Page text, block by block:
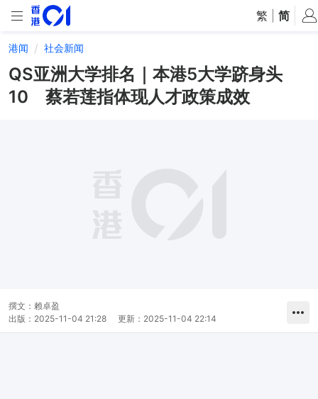
繁 简
港闻 社会新闻
QS亚洲大学排名｜本港5大学跻身头
10 蔡若莲指体现人才政策成效
撰文： 赖卓盈
出版： 2025-11-04 21:28 更新： 2025-11-04 22:14